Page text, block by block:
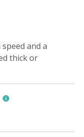
and a
thick or